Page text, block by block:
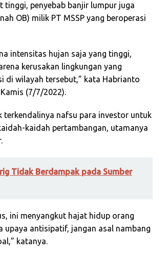
tinggi, penyebab banjir lumpur juga
OB) milik PT MSSP yang beroperasi
intensitas hujan saja yang tinggi,
kerusakan lingkungan yang
di wilayah tersebut,” kata Habrianto
(7/7/2022).
terkendalinya nafsu para investor untuk
kaidah pertambangan, utamanya
Tidak Berdampak pada Sumber
ini menyangkut hajat hidup orang
upaya antisipatif, jangan asal nambang
katanya.